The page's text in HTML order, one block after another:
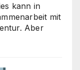
kann in
mit
Aber